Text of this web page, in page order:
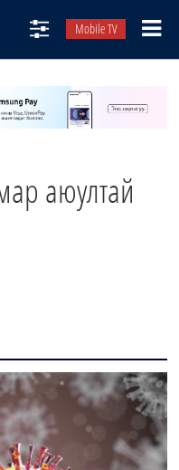
Mobile TV
аюултай